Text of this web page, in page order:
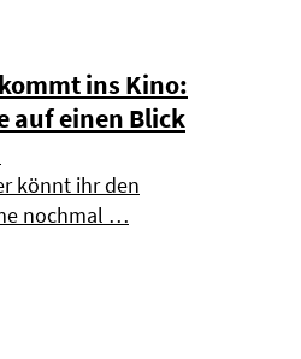
ins Kino:
auf einen Blick
könnt ihr den
nochmal …